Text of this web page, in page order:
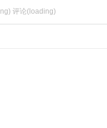
) 评论( loading)